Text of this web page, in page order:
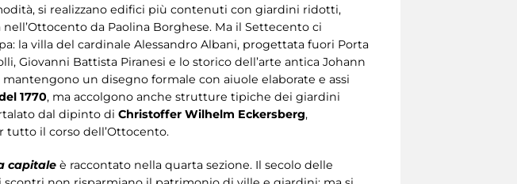
si realizzano edifici più contenuti con giardini ridotti,
da Paolina Borghese. Ma il Settecento ci
la villa del cardinale Alessandro Albani, progettata fuori Porta
Giovanni Battista Piranesi e lo storico dell’arte antica Johann
un disegno formale con aiuole elaborate e assi
1770, ma accolgono anche strutture tipiche dei giardini
dal dipinto di Christoffer Wilhelm Eckersberg,
il corso dell’Ottocento.
capitale è raccontato nella quarta sezione. Il secolo delle